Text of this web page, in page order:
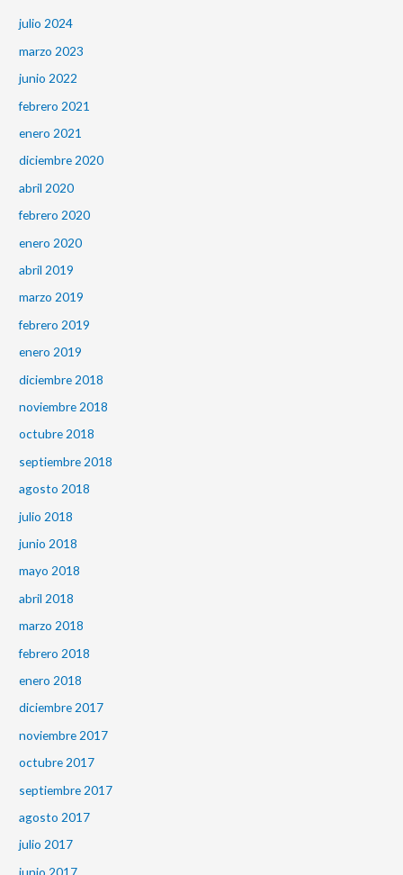
julio 2024
marzo 2023
junio 2022
febrero 2021
enero 2021
diciembre 2020
abril 2020
febrero 2020
enero 2020
abril 2019
marzo 2019
febrero 2019
enero 2019
diciembre 2018
noviembre 2018
octubre 2018
septiembre 2018
agosto 2018
julio 2018
junio 2018
mayo 2018
abril 2018
marzo 2018
febrero 2018
enero 2018
diciembre 2017
noviembre 2017
octubre 2017
septiembre 2017
agosto 2017
julio 2017
junio 2017